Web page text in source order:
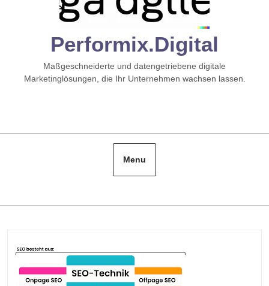
Performix.digital
Maßgeschneiderte und datengetriebene digitale
Marketinglösungen, die Ihr Unternehmen wachsen lassen.
Menu